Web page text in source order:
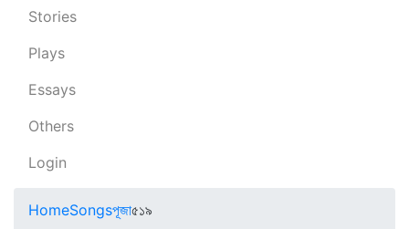
Stories
Plays
Essays
Others
Login
HomeSongsপূজা৫১৯